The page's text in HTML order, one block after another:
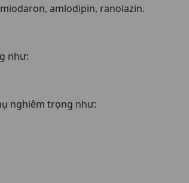
amlodipin, ranolazin.
như:
nghiêm trọng như: